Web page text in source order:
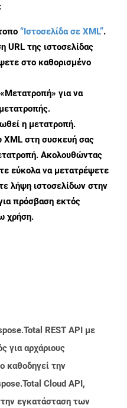
“Ιστοσελίδα σε XML”.
URL της ιστοσελίδας
στο καθορισμένο
για να
η μετατροπή.
XML στη συσκευή σας
Ακολουθώντας
εύκολα να μετατρέψετε
λήψη ιστοσελίδων στην
πρόσβαση εκτός
χρήση.
REST API με
για αρχάριους
καθοδηγεί την
Cloud API,
εγκατάσταση των